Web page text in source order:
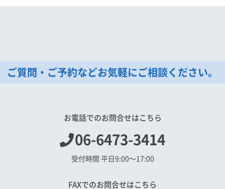
ご質問・ご予約などお気軽にご相談ください。
お電話でのお問合せはこちら
06-6473-3414
受付時間 平日9:00〜17:00
FAXでのお問合せはこちら